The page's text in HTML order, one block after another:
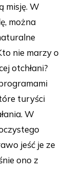
misję. W
można
nie marzy o
otchłani?
turyści
W
jeść je ze
ono z